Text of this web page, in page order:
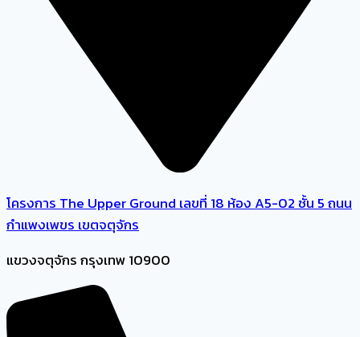
โครงการ The Upper Ground เลขที่ 18 ห้อง A5-02 ชั้น 5 ถนน
กำแพงเพขร เขตจตุจักร
แขวงจตุจักร กรุงเทพ 10900